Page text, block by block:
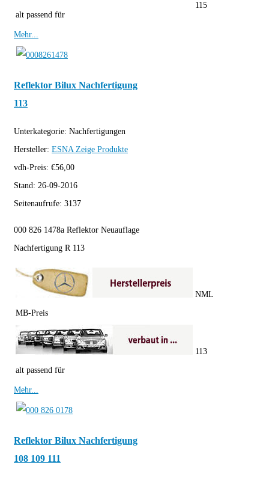
alt passend für
115
Mehr...
Reflektor Bilux Nachfertigung
113
Unterkategorie: Nachfertigungen
Hersteller: ESNA Zeige Produkte
vdh-Preis: €56,00
Stand: 26-09-2016
Seitenaufrufe: 3137
000 826 1478a Reflektor Neuauflage
Nachfertigung R 113
MB-Preis
NML
alt passend für
113
Mehr...
Reflektor Bilux Nachfertigung
108 109 111